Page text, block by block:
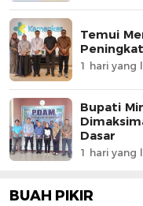
Temui
1 hari yang
Bupati
Dasar
1 hari yang
BUAH PIKIR